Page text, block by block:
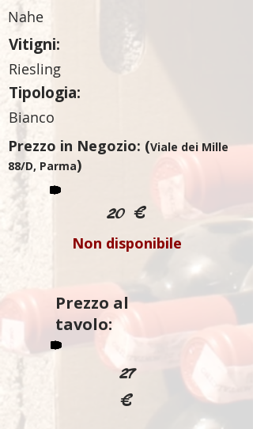
Nahe
Vitigni:
Riesling
Tipologia:
Bianco
Prezzo in Negozio: (Viale dei Mille
88/D, Parma)
20 €
Non disponibile
Prezzo al
tavolo:
27
€